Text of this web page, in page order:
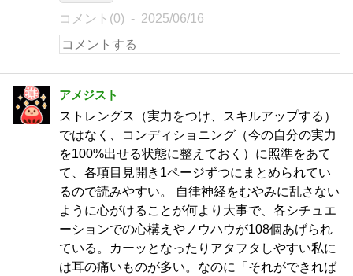
コメント(0) 2025/06/16
アメジスト
ストレングス（実力をつけ、スキルアップする）
ではなく、コンディショニング（今の自分の実力
を100%出せる状態に整えておく）に照準をあて
て、各項目見開き1ページずつにまとめられてい
るので読みやすい。 自律神経をむやみに乱さない
ように心がけることが何より大事で、各シチュエ
ーションでの心構えやノウハウが108個あげられ
ている。カーッとなったりアタフタしやすい私に
は耳の痛いものが多い。なのに「それができれば